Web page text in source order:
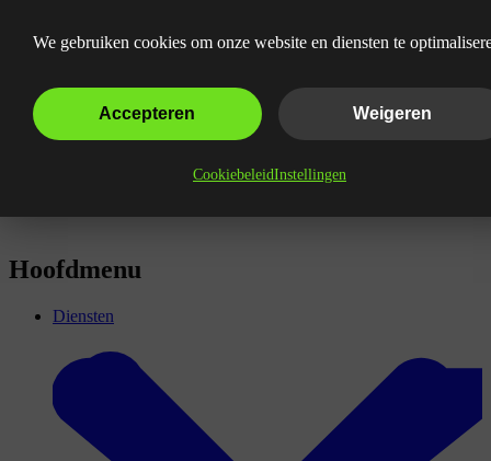
Instagram adverteren
Hoofdmenu
Diensten
We gebruiken cookies om onze website en diensten te
Accepteren Weigeren
CookiebeleidInstellingen